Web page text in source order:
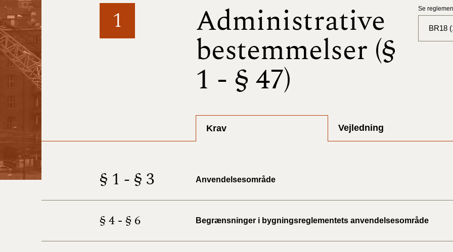
1 Administrative
bestemmelser (§
1 - § 47)
Se
BR18
BR18
2023)
Krav Vejledning
§ 1 - § 3 Anvendelsesområde
§ 4 - § 6 Begrænsninger i bygningsreglementets anvendelsesområde